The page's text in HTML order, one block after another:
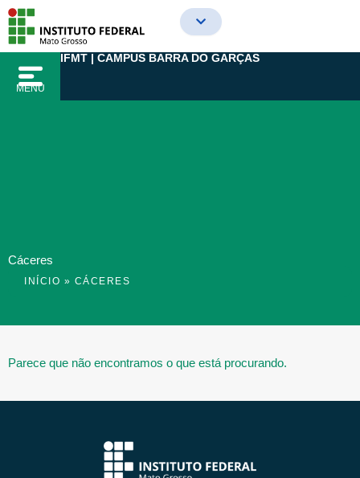
para
conteúdo
MENU
IFMT | CAMPUS BARRA DO GARÇAS
Cáceres
INÍCIO » CÁCERES
Parece que não encontramos o que está procurando.